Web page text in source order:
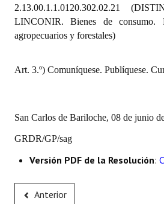
Registros y Distinciones
Datos Históricos
Premio al Mérito - Registro
Mujeres que Dejaron Huellas -
Periodistas Decanos - Registro
Ciudadano Ilustre - Registro
Banca del Vecino - Registro
2.13.00.1.1.0120.302.02.21
LINCONIR. Bienes de consumo.
agropecuarios y forestales)
Art. 3.º) Comuníquese. Publíquese.
San Carlos de Bariloche, 08 de junio
GRDR/GP/sag
Versión PDF de la Resolución:
Anterior